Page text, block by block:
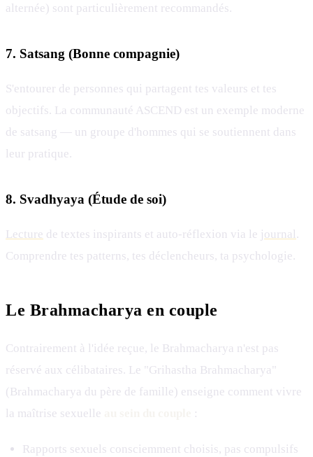
alternée) sont particulièrement recommandés.
7. Satsang (Bonne compagnie)
S'entourer de personnes qui partagent tes valeurs et tes
objectifs. La communauté ASCEND est un exemple moderne
de satsang — un groupe d'hommes qui se soutiennent dans
leur pratique.
8. Svadhyaya (Étude de soi)
Lecture de textes inspirants et auto-réflexion via le journal .
Comprendre tes patterns, tes déclencheurs, ta psychologie.
Le Brahmacharya en couple
Contrairement à l'idée reçue, le Brahmacharya n'est pas
réservé aux célibataires. Le "Grihastha Brahmacharya"
(Brahmacharya du père de famille) enseigne comment vivre
la maîtrise sexuelle
:
Rapports sexuels consciemment choisis, pas compulsifs